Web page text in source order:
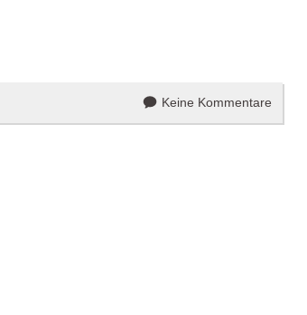
Keine Kommentare